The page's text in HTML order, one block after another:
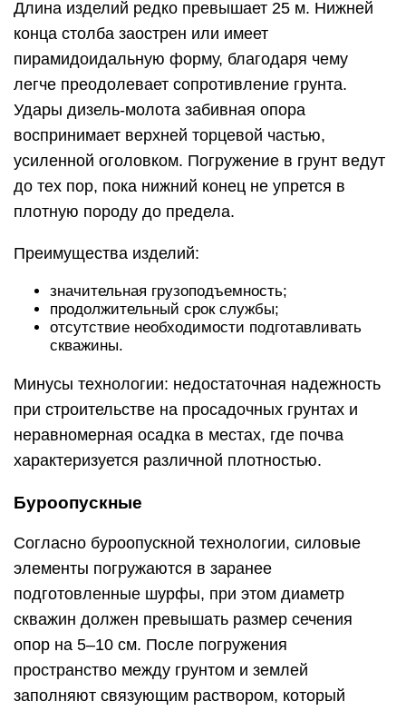
Длина изделий редко превышает 25 м. Нижней
конца столба заострен или имеет
пирамидоидальную форму, благодаря чему
легче преодолевает сопротивление грунта.
Удары дизель-молота забивная опора
воспринимает верхней торцевой частью,
усиленной оголовком. Погружение в грунт ведут
до тех пор, пока нижний конец не упрется в
плотную породу до предела.
Преимущества изделий:
значительная грузоподъемность;
продолжительный срок службы;
отсутствие необходимости подготавливать
скважины.
Минусы технологии: недостаточная надежность
при строительстве на просадочных грунтах и
неравномерная осадка в местах, где почва
характеризуется различной плотностью.
Буроопускные
Согласно буроопускной технологии, силовые
элементы погружаются в заранее
подготовленные шурфы, при этом диаметр
скважин должен превышать размер сечения
опор на 5–10 см. После погружения
пространство между грунтом и землей
заполняют связующим раствором, который